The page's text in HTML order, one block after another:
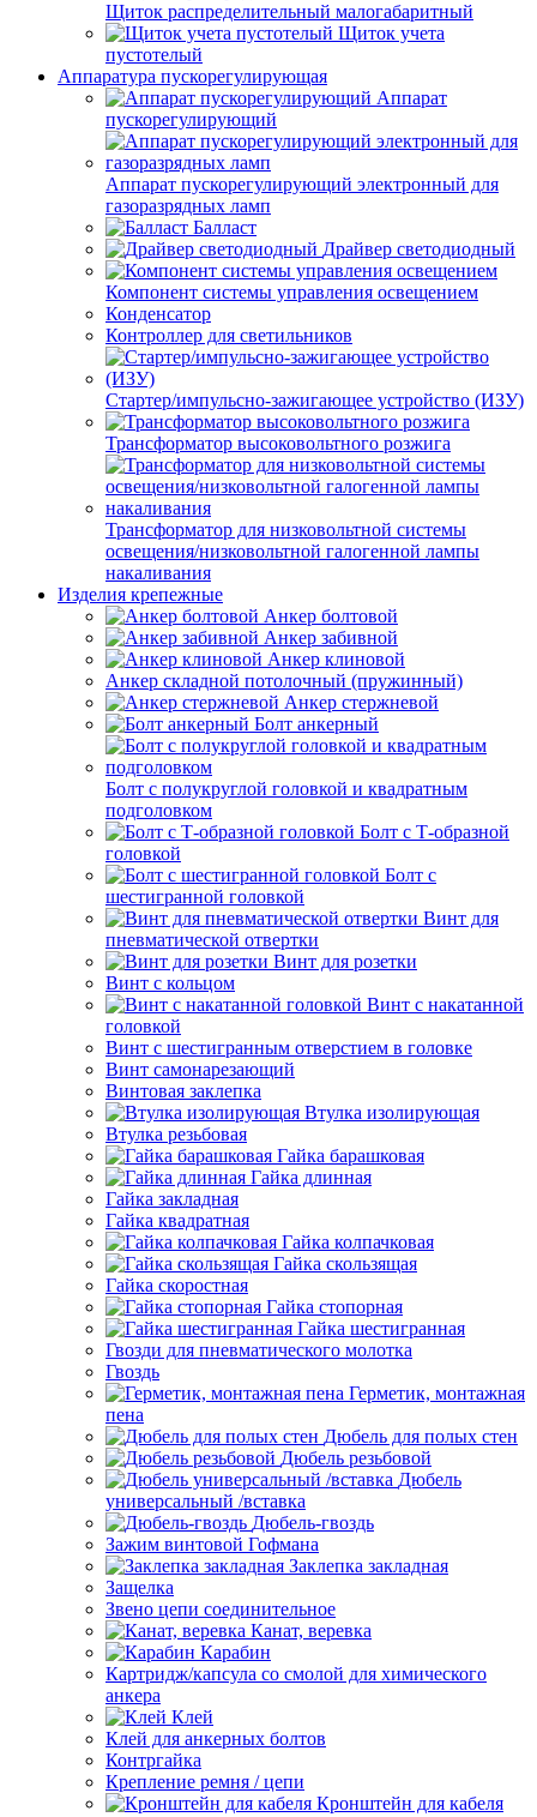
Щиток распределительный малогабаритный
Щиток учета
пустотелый
Аппаратура пускорегулирующая
Аппарат
пускорегулирующий
Аппарат пускорегулирующий электронный для
газоразрядных ламп
Балласт
Драйвер светодиодный
Компонент системы управления освещением
Конденсатор
Контроллер для светильников
Стартер/импульсно-зажигающее устройство (ИЗУ)
Трансформатор высоковольтного розжига
Трансформатор для низковольтной системы
освещения/низковольтной галогенной лампы
накаливания
Изделия крепежные
Анкер болтовой
Анкер забивной
Анкер клиновой
Анкер складной потолочный (пружинный)
Анкер стержневой
Болт анкерный
Болт с полукруглой головкой и квадратным
подголовком
Болт с Т-образной
головкой
Болт с
шестигранной головкой
Винт для
пневматической отвертки
Винт для розетки
Винт с кольцом
Винт с накатанной
головкой
Винт с шестигранным отверстием в головке
Винт самонарезающий
Винтовая заклепка
Втулка изолирующая
Втулка резьбовая
Гайка барашковая
Гайка длинная
Гайка закладная
Гайка квадратная
Гайка колпачковая
Гайка скользящая
Гайка скоростная
Гайка стопорная
Гайка шестигранная
Гвозди для пневматического молотка
Гвоздь
Герметик, монтажная
пена
Дюбель для полых стен
Дюбель резьбовой
Дюбель
универсальный /вставка
Дюбель-гвоздь
Зажим винтовой Гофмана
Заклепка закладная
Защелка
Звено цепи соединительное
Канат, веревка
Карабин
Картридж/капсула со смолой для химического
анкера
Клей
Клей для анкерных болтов
Контргайка
Крепление ремня / цепи
Кронштейн для кабеля